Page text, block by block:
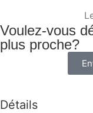
Voulez-vous
plus proche?
Détails